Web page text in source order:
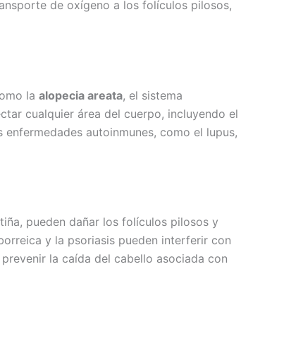
de oxígeno a los folículos pilosos,
la alopecia areata, el sistema
cualquier área del cuerpo, incluyendo el
autoinmunes, como el lupus,
pueden dañar los folículos pilosos y
y la psoriasis pueden interferir con
la caída del cabello asociada con